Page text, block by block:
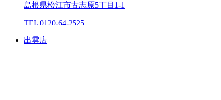
島根県松江市古志原5丁⽬1-1
TEL 0120-64-2525
出雲店